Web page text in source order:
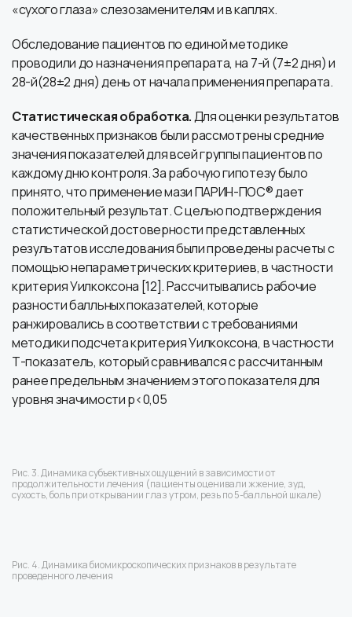
«сухого глаза» слезозаменителям и в каплях.
Обследование пациентов по единой методике
проводили до назначения препарата, на 7-й (7±2 дня) и
28-й(28±2 дня) день от начала применения препарата.
Статистическая обработка.Для оценки результатов
качественных признаков были рассмотрены средние
значения показателей для всей группы пациентов по
каждому дню контроля. За рабочую гипотезу было
принято, что применение мази ПАРИН-ПОС® дает
положительный результат. С целью подтверждения
статистической достоверности представленных
результатов исследования были проведены расчеты с
помощью непараметрических критериев, в частности
критерия Уилкоксона [12]. Рассчитывались рабочие
разности балльных показателей, которые
ранжировались в соответствии с требованиями
методики подсчета критерия Уилкоксона, в частности
Т-показатель, который сравнивался с рассчитанным
ранее предельным значением этого показателя для
уровня значимости р<0,05
Рис. 3. Динамика субъективных ощущений в зависимости от
продолжительности лечения (пациенты оценивали жжение, зуд,
сухость, боль при открывании глаз утром, резь по 5-балльной шкале)
Рис. 4. Динамика биомикроскопических признаков в результате
проведенного лечения